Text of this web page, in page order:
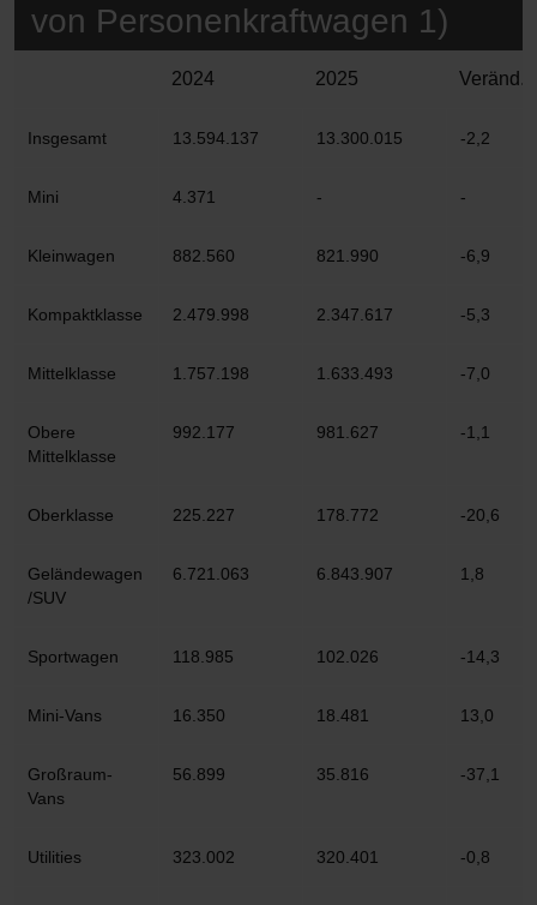
von Personenkraftwagen 1)
2024 2025 Veränd.
Insgesamt 13.594.137 13.300.015 -2,2
Mini 4.371 - -
Kleinwagen 882.560 821.990 -6,9
Kompaktklasse 2.479.998 2.347.617 -5,3
Mittelklasse 1.757.198 1.633.493 -7,0
Obere
Mittelklasse
992.177 981.627 -1,1
Oberklasse 225.227 178.772 -20,6
Geländewagen
/SUV
6.721.063 6.843.907 1,8
Sportwagen 118.985 102.026 -14,3
Mini-Vans 16.350 18.481 13,0
Großraum-
Vans
56.899 35.816 -37,1
Utilities 323.002 320.401 -0,8